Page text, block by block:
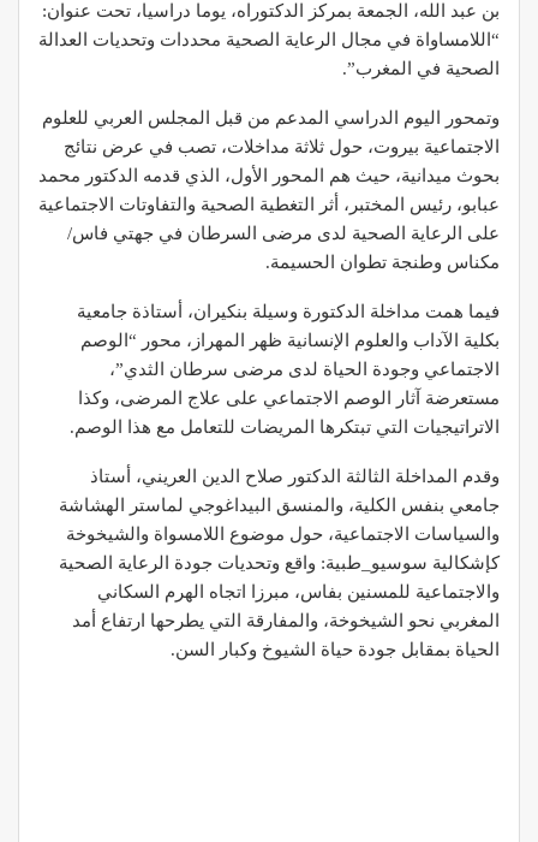
بن عبد الله، الجمعة بمركز الدكتوراه، يوما دراسيا، تحت عنوان:
“اللامساواة في مجال الرعاية الصحية محددات وتحديات العدالة
الصحية في المغرب”.
وتمحور اليوم الدراسي المدعم من قبل المجلس العربي للعلوم
الاجتماعية بيروت، حول ثلاثة مداخلات، تصب في عرض نتائج
بحوث ميدانية، حيث هم المحور الأول، الذي قدمه الدكتور محمد
عبابو، رئيس المختبر، أثر التغطية الصحية والتفاوتات الاجتماعية
على الرعاية الصحية لدى مرضى السرطان في جهتي فاس/
مكناس وطنجة تطوان الحسيمة.
فيما همت مداخلة الدكتورة وسيلة بنكيران، أستاذة جامعية
بكلية الآداب والعلوم الإنسانية ظهر المهراز، محور “الوصم
الاجتماعي وجودة الحياة لدى مرضى سرطان الثدي”،
مستعرضة آثار الوصم الاجتماعي على علاج المرضى، وكذا
الاتراتيجيات التي تبتكرها المريضات للتعامل مع هذا الوصم.
وقدم المداخلة الثالثة الدكتور صلاح الدين العريني، أستاذ
جامعي بنفس الكلية، والمنسق البيداغوجي لماستر الهشاشة
والسياسات الاجتماعية، حول موضوع اللامسواة والشيخوخة
كإشكالية سوسيو_طبية: واقع وتحديات جودة الرعاية الصحية
والاجتماعية للمسنين بفاس، مبرزا اتجاه الهرم السكاني
المغربي نحو الشيخوخة، والمفارقة التي يطرحها ارتفاع أمد
الحياة بمقابل جودة حياة الشيوخ وكبار السن.